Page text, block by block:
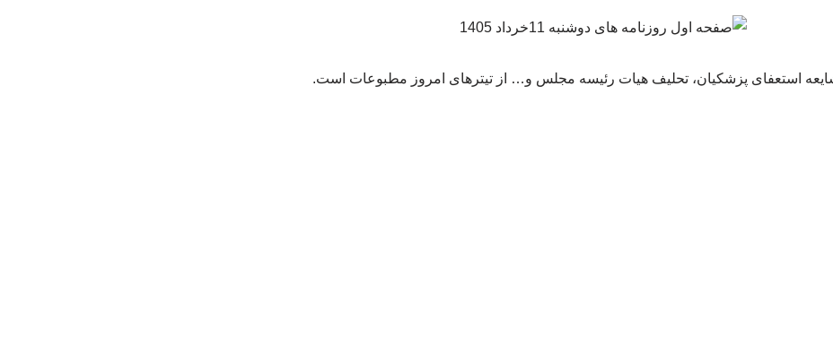
استعفای پزشکیان، تحلیف هیات رئیسه مجلس و… از تیترهای امروز مطبوعات است.